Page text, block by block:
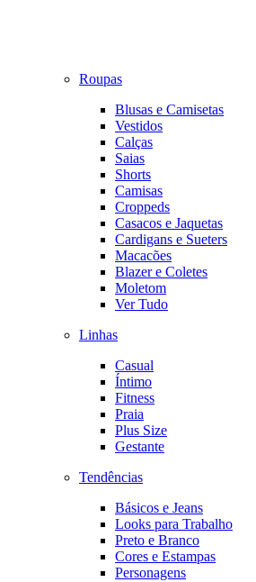
Roupas
Blusas e Camisetas
Vestidos
Calças
Saias
Shorts
Camisas
Croppeds
Casacos e Jaquetas
Cardigans e Sueters
Macacões
Blazer e Coletes
Moletom
Ver Tudo
Linhas
Casual
Íntimo
Fitness
Praia
Plus Size
Gestante
Tendências
Básicos e Jeans
Looks para Trabalho
Preto e Branco
Cores e Estampas
Personagens